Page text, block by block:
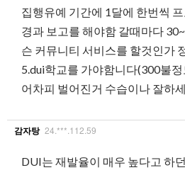
집행유예 기간에 1달에 한번씩
경과 보고를 해야함 갈때마다
슨 커뮤니티 서비스를 할것인가
5.dui학교를 가야함니다(300불정
어차피 벌어진거 수습이나 잘하
감자탕 24.***.112.59
DUI는 재발율이 매우 높다고 하